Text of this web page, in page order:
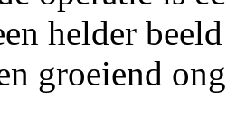
helder
groeiend